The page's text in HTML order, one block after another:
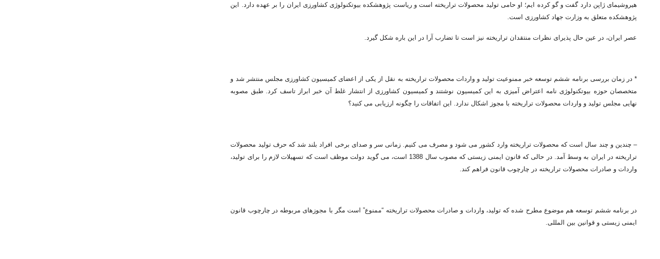
هیروشیمای ژاپن دارد گفت و گو کرده ایم؛ او حامی تولید محصولات تراریخته است و ریاست پژوهشکده بیوتکنولوژی کشاورزی ایران را بر عهده دارد. این
پژوهشکده متعلق به وزارت جهاد کشاورزی است.
عصر ایران، در عین حال پذیرای نظرات منتقدان تراریخته نیز است تا تضارب آرا در این باره شکل گیرد.
* در زمان بررسی برنامه ششم توسعه خبر ممنوعیت تولید و واردات محصولات تراریخته به نقل از یکی از اعضای کمیسیون کشاورزی مجلس منتشر شد و
متخصصان حوزه بیوتکنولوژی نامه اعتراض آمیزی به این کمیسیون نوشتند و کمیسیون کشاورزی از انتشار غلط آن خبر ابراز تاسف کرد. طبق مصوبه
نهایی مجلس تولید و واردات محصولات تراریخته با مجوز اشکال ندارد. این اتفاقات را چگونه ارزیابی می کنید؟
– چندین و چند سال است که محصولات تراریخته وارد کشور می شود و مصرف می کنیم. زمانی سر و صدای برخی افراد بلند شد که حرف تولید محصولات
تراریخته در ایران به وسط آمد. در حالی که قانون ایمنی زیستی که مصوب سال 1388 است، می گوید دولت موظف است که تسهیلات لازم را برای تولید،
واردات و صادرات محصولات تراریخته در چارچوب قانون فراهم کند.
در برنامه ششم توسعه هم موضوع مطرح شده که تولید، واردات و صادرات محصولات تراریخته “ممنوع” است مگر با مجوزهای مربوطه در چارچوب قانون
ایمنی زیستی و قوانین بین المللی.